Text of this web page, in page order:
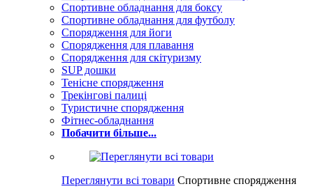
Спортивне обладнання для боксу
Спортивне обладнання для футболу
Спорядження для йоги
Спорядження для плавання
Спорядження для скітуризму
SUP дошки
Тенісне спорядження
Трекінгові палиці
Туристичне спорядження
Фітнес-обладнання
Побачити більше...
Переглянути всі товари Спортивне спорядження